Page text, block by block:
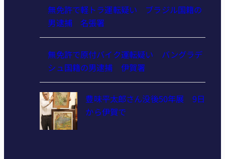
無免許で軽トラ運転疑い ブラジル国籍の
男逮捕 名張署
無免許で原付バイク運転疑い バングラデ
シュ国籍の男逮捕 伊賀署
豊味平太郎さん没後50年展 9日
から伊賀で